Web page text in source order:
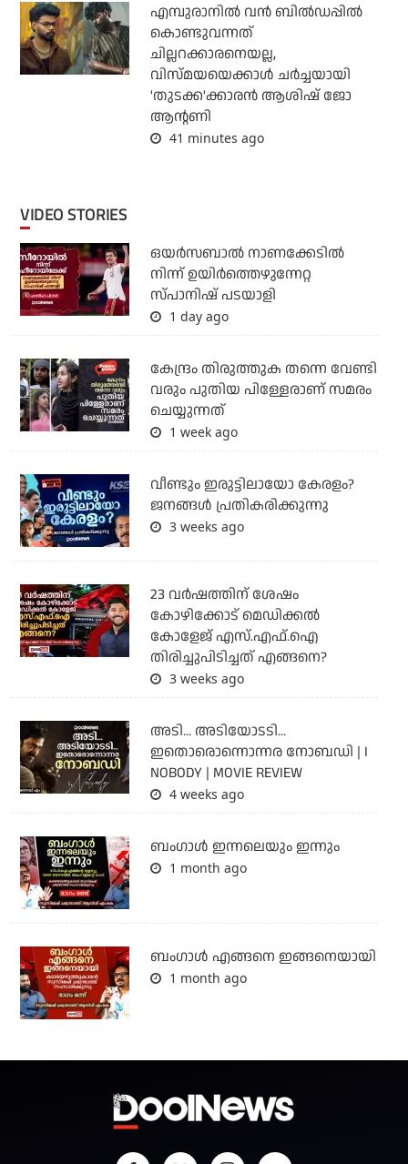
എമ്പുരാനില്‍ വന്‍ ബില്‍ഡപ്പില്‍
കൊണ്ടുവന്നത്
ചില്ലറക്കാരനെയല്ല,
വിസ്മയയെക്കാള്‍ ചര്‍ച്ചയായി
'തുടക്ക'ക്കാരന്‍ ആശിഷ് ജോ
ആന്റണി
41 minutes ago
VIDEO STORIES
ഒയര്‍സബാൽ നാണക്കേടിൽ
നിന്ന് ഉയിർത്തെഴുന്നേറ്റ
സ്പാനിഷ് പടയാളി
1 day ago
കേന്ദ്രം തിരുത്തുക തന്നെ വേണ്ടി
വരും പുതിയ പിള്ളേരാണ് സമരം
ചെയ്യുന്നത്
1 week ago
വീണ്ടും ഇരുട്ടിലായോ കേരളം?
ജനങ്ങൾ പ്രതികരിക്കുന്നു
3 weeks ago
23 വർഷത്തിന് ശേഷം
കോഴിക്കോട് മെഡിക്കൽ
കോളേജ് എസ്.എഫ്.ഐ
തിരിച്ചുപിടിച്ചത് എങ്ങനെ?
3 weeks ago
അടി... അടിയോടടി...
ഇതൊരൊന്നൊന്നര നോബഡി | I
NOBODY | MOVIE REVIEW
4 weeks ago
ബംഗാള്‍ ഇന്നലെയും ഇന്നും
1 month ago
ബം​ഗാൾ എങ്ങനെ ഇങ്ങനെയായി
1 month ago